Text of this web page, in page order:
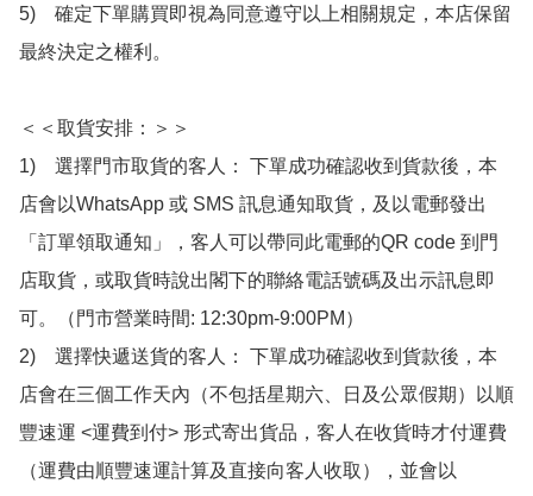
5)　確定下單購買即視為同意遵守以上相關規定，本店保留
最終決定之權利。
＜＜取貨安排：＞＞
1)　選擇門市取貨的客人： 下單成功確認收到貨款後，本
店會以WhatsApp 或 SMS 訊息通知取貨，及以電郵發出
「訂單領取通知」，客人可以帶同此電郵的QR code 到門
店取貨，或取貨時說出閣下的聯絡電話號碼及出示訊息即
可。（門市營業時間: 12:30pm-9:00PM）
2)　選擇快遞送貨的客人： 下單成功確認收到貨款後，本
店會在三個工作天內（不包括星期六、日及公眾假期）以順
豐速運 <運費到付> 形式寄出貨品，客人在收貨時才付運費
（運費由順豐速運計算及直接向客人收取），並會以